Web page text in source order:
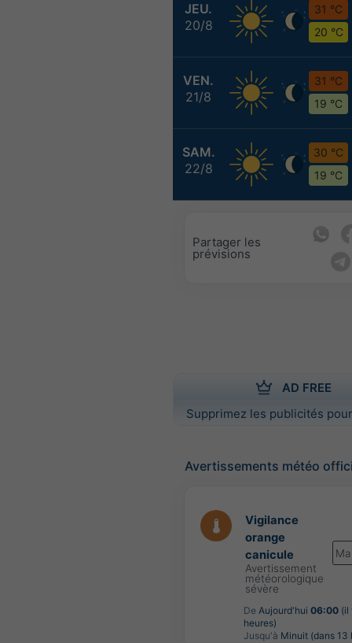
JEU.
20/8
31 °C
20 °C
VEN.
21/8
31 °C
19 °C
SAM.
22/8
30 °C
19 °C
Partager les
prévisions
AD FREE
Supprimez les publicités
Avertissements météo
Vigilance
orange
canicule
Avertissement
météorologique
sévère
De Aujourd'hui 06:00 (il
heures)
Jusqu'à Minuit (dans 13